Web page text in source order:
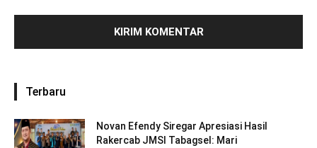
Terbaru
Novan Efendy Siregar Apresiasi Hasil
Rakercab JMSI Tabagsel: Mari